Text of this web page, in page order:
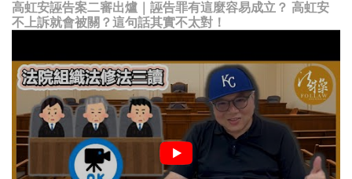
高虹安誣告案二審出爐｜誣告罪有這麼容易成立？ 高虹安
不上訴就會被關？這句話其實不太對！